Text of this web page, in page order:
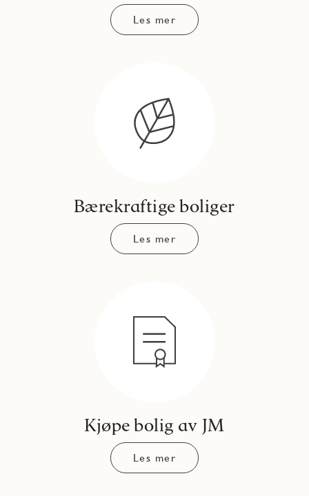
Les mer
Bærekraftige boliger
Les mer
Kjøpe bolig av JM
Les mer